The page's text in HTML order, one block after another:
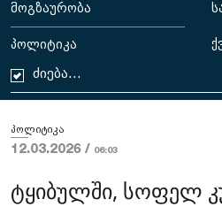
მოგზაურობა
პოლიტიკა
პოლიტიკა
12.03.2026 / 06:03
ტყიბულში, სოფელ